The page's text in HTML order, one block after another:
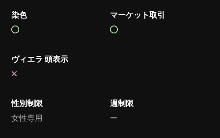
染色 マーケット取引
ヴィエラ 頭表示
性別制限
女性専用
週制限